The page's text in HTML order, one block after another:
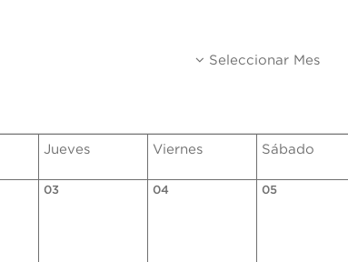
Seleccionar Mes
Jueves Viernes Sábado
03 04 05